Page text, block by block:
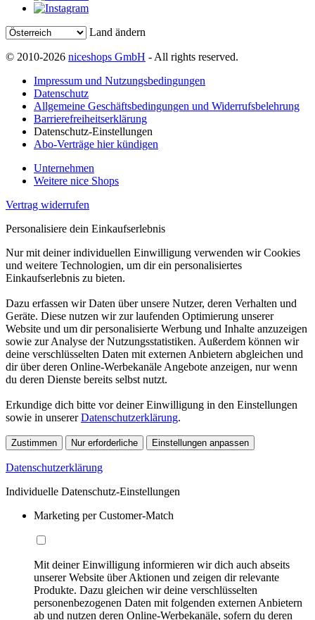
Land ändern
© 2010-2026 niceshops GmbH - All rights reserved.
Impressum und Nutzungsbedingungen
Datenschutz
Allgemeine Geschäftsbedingungen und Widerrufsbelehrung
Barrierefreiheitserklärung
Datenschutz-Einstellungen
Abo-Verträge hier kündigen
Unternehmen
Weitere nice Shops
Vertrag widerrufen
Personalisiere dein Einkaufserlebnis
Nur mit deiner individuellen Einwilligung verwenden wir Cookies
und weitere Technologien, um dir ein personalisiertes
Einkaufserlebnis zu bieten.
Dazu erfassen wir Daten über unsere Nutzer, deren Verhalten und
Geräte. Diese nutzen wir zur laufenden Optimierung unserer
Website und um dir personalisierte Werbung und Inhalte anzuzeigen
sowie zur Analyse der Nutzungsstatistiken. Außerdem können wir
deine verschlüsselten Daten mit externen Anbietern abgleichen und
dir über deren Online-Werbekanäle Angebote anzeigen, nur wenn
du deren Dienste bereits selbst nutzt.
Erkundige dich bitte vor deiner Einwilligung in den Einstellungen
sowie in unsererDatenschutzerklärung.
Zustimmen Nur erforderliche Einstellungen anpassen
Datenschutzerklärung
Individuelle Datenschutz-Einstellungen
Marketing per Customer-Match
Mit deiner Einwilligung informieren wir dich auch abseits
unserer Website über Aktionen und zeigen dir relevante
Produkte. Dazu gleichen wir deine verschlüsselten
personenbezogenen Daten mit folgenden externen Anbietern
ab und nutzen deren Online-Werbekanäle, sofern du deren